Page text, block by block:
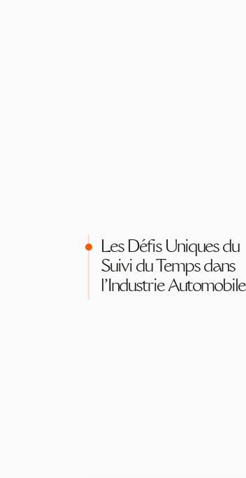
Les Défis Uniques du
Suivi du Temps dans
l'Industrie Automobile